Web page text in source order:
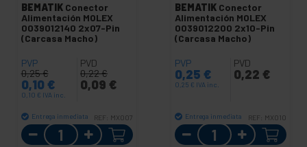
BEMATIK Conector
Alimentación MOLEX
0039012140 2x07-Pin
(Carcasa Macho)
PVP
0,25€
0,10 €
0,10 € IVA inc.
PVD
0,22€
0,09 €
Entrega inmediata REF: MX007
Cantidad
BEMATIK Conector
Alimentación MOLEX
0039012200 2x10-Pin
(Carcasa Macho)
PVP
0,25 €
0,25 € IVA inc.
PVD
0,22 €
Entrega inmediata REF: MX010
Cantidad